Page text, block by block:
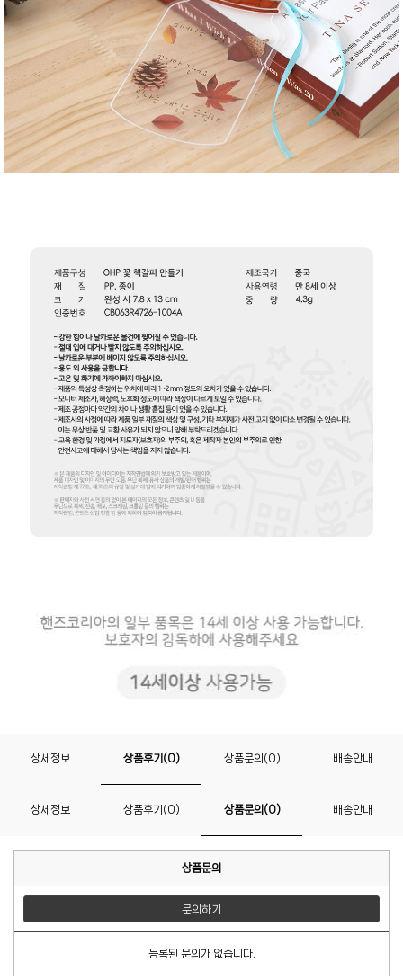
상세정보 상품후기(0) 상품문의(0) 배송안내
상세정보 상품후기(0) 상품문의(0) 배송안내
상품문의
문의하기
등록된 문의가 없습니다.